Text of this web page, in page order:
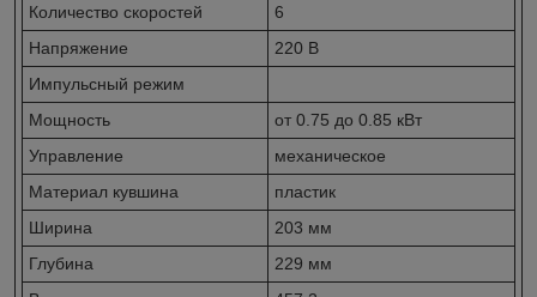
Количество скоростей
6
Напряжение
220 В
Импульсный режим
Мощность
от 0.75 до 0.85 кВт
Управление
механическое
Материал кувшина
пластик
Ширина
203 мм
Глубина
229 мм